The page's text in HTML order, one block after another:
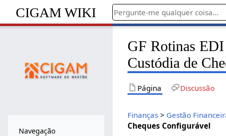
CIGAM WIKI
GF Rotinas EDI
Custódia de
Página Discussão
Finanças > Gestão
Cheques Configurável
Navegação